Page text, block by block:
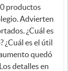
productos
Advierten
¿Cuál es
¿Cuál es el útil
quedó
detalles en